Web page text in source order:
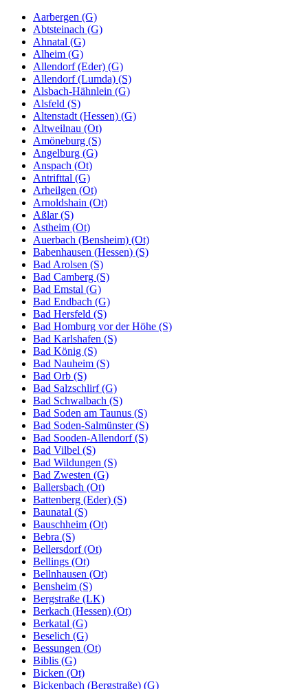
Aarbergen (G)
Abtsteinach (G)
Ahnatal (G)
Alheim (G)
Allendorf (Eder) (G)
Allendorf (Lumda) (S)
Alsbach-Hähnlein (G)
Alsfeld (S)
Altenstadt (Hessen) (G)
Altweilnau (Ot)
Amöneburg (S)
Angelburg (G)
Anspach (Ot)
Antrifttal (G)
Arheilgen (Ot)
Arnoldshain (Ot)
Aßlar (S)
Astheim (Ot)
Auerbach (Bensheim) (Ot)
Babenhausen (Hessen) (S)
Bad Arolsen (S)
Bad Camberg (S)
Bad Emstal (G)
Bad Endbach (G)
Bad Hersfeld (S)
Bad Homburg vor der Höhe (S)
Bad Karlshafen (S)
Bad König (S)
Bad Nauheim (S)
Bad Orb (S)
Bad Salzschlirf (G)
Bad Schwalbach (S)
Bad Soden am Taunus (S)
Bad Soden-Salmünster (S)
Bad Sooden-Allendorf (S)
Bad Vilbel (S)
Bad Wildungen (S)
Bad Zwesten (G)
Ballersbach (Ot)
Battenberg (Eder) (S)
Baunatal (S)
Bauschheim (Ot)
Bebra (S)
Bellersdorf (Ot)
Bellings (Ot)
Bellnhausen (Ot)
Bensheim (S)
Bergstraße (LK)
Berkach (Hessen) (Ot)
Berkatal (G)
Beselich (G)
Bessungen (Ot)
Biblis (G)
Bicken (Ot)
Bickenbach (Bergstraße) (G)